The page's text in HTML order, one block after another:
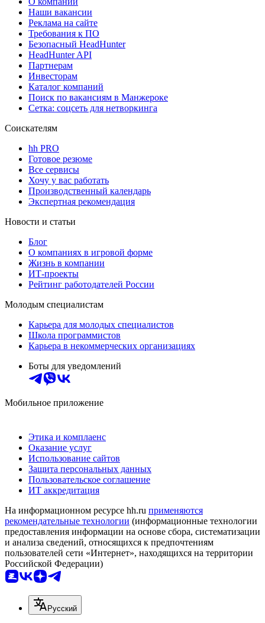
Наши вакансии
Реклама на сайте
Требования к ПО
Безопасный HeadHunter
HeadHunter API
Партнерам
Инвесторам
Каталог компаний
Поиск по вакансиям в Манжероке
Сетка: соцсеть для нетворкинга
Соискателям
hh PRO
Готовое резюме
Все сервисы
Хочу у вас работать
Производственный календарь
Экспертная рекомендация
Новости и статьи
Блог
О компаниях в игровой форме
Жизнь в компании
ИТ-проекты
Рейтинг работодателей России
Молодым специалистам
Карьера для молодых специалистов
Школа программистов
Карьера в некоммерческих организациях
Боты для уведомлений
Мобильное приложение
Этика и комплаенс
Оказание услуг
Использование сайтов
Защита персональных данных
Пользовательское соглашение
ИТ аккредитация
На информационном ресурсе hh.ru применяются
рекомендательные технологии (информационные технологии
предоставления информации на основе сбора, систематизации
и анализа сведений, относящихся к предпочтениям
пользователей сети «Интернет», находящихся на территории
Российской Федерации)
Русский